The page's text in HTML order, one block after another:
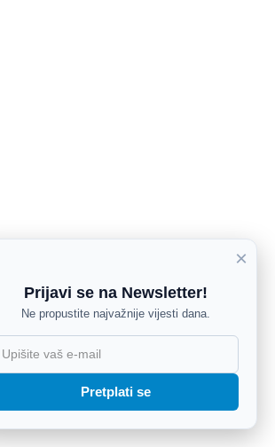
×
Prijavi se na Newsletter!
Ne propustite najvažnije vijesti dana.
Pretplati se